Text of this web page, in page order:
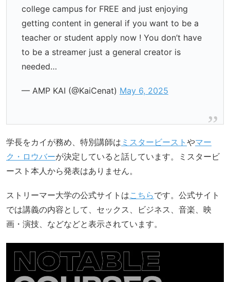
college campus for FREE and just enjoying
getting content in general if you want to be a
teacher or student apply now ! You don’t have
to be a streamer just a general creator is
needed…
— AMP KAI (@KaiCenat) May 6, 2025
学長をカイが務め、特別講師は ミスタービースト やマー
ク・ロウバーが決定していると話しています。ミスタービ
ースト本人から発表はありません。
ストリーマー大学の公式サイトはこちらです。公式サイト
では講義の内容として、セックス、ビジネス、音楽、映
画・演技、などなどと表示されています。